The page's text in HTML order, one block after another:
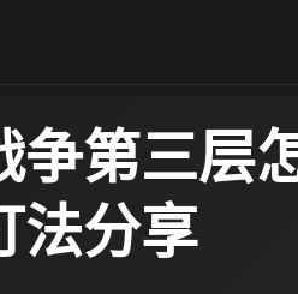
争第三层
法分享